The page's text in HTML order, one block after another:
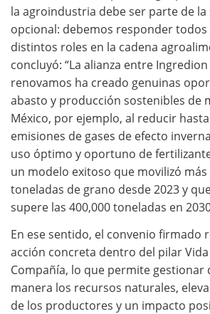
la agroindustria debe ser parte de la
opcional: debemos responder
distintos roles en la cadena
concluyó: “La alianza entre
renovamos ha creado genuinas
abasto y producción sostenibles de
México, por ejemplo, al reducir
emisiones de gases de efecto
uso óptimo y oportuno de
un modelo exitoso que movilizó más
toneladas de grano desde 2023 y
supere las 400,000 toneladas en
En ese sentido, el convenio firmado
acción concreta dentro del pilar
Compañía, lo que permite gestionar
manera los recursos naturales,
de los productores y un impacto